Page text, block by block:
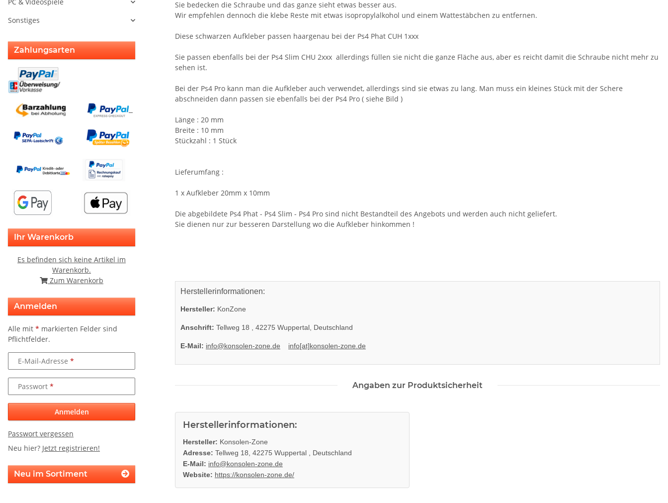
Sie bedecken die Schraube und das ganze sieht etwas besser aus.
Wir empfehlen dennoch die klebe Reste mit etwas isopropylalkohol und einem Wattestäbchen zu entfernen.
Diese schwarzen Aufkleber passen haargenau bei der Ps4 Phat CUH 1xxx
Sie passen ebenfalls bei der Ps4 Slim CHU 2xxx allerdings füllen sie nicht die ganze Fläche aus, aber es reicht damit die Schraube nicht mehr zu
sehen ist.
Bei der Ps4 Pro kann man die Aufkleber auch verwendet, allerdings sind sie etwas zu lang. Man muss ein kleines Stück mit der Schere
abschneiden dann passen sie ebenfalls bei der Ps4 Pro ( siehe Bild )
Länge : 20 mm
Breite : 10 mm
Stückzahl : 1 Stück
Lieferumfang :
1 x Aufkleber 20mm x 10mm
Die abgebildete Ps4 Phat - Ps4 Slim - Ps4 Pro sind nicht Bestandteil des Angebots und werden auch nicht geliefert.
Sie dienen nur zur besseren Darstellung wo die Aufkleber hinkommen !
Herstellerinformationen:
Hersteller: KonZone
Anschrift: Tellweg 18 , 42275 Wuppertal, Deutschland
E-Mail: info@konsolen-zone.de info[at]konsolen-zone.de
Angaben zur Produktsicherheit
Herstellerinformationen:
Hersteller: Konsolen-Zone
Adresse: Tellweg 18, 42275 Wuppertal , Deutschland
E-Mail: info@konsolen-zone.de
Website: https://konsolen-zone.de/
Sonstiges
Zahlungsarten
Ihr Warenkorb
Es befinden sich keine Artikel im
Warenkorb.
Zum Warenkorb
Anmelden
Alle mit * markierten Felder sind
Pflichtfelder.
E-Mail-Adresse
Passwort
Anmelden
Passwort vergessen
Neu hier? Jetzt registrieren!
Neu im Sortiment